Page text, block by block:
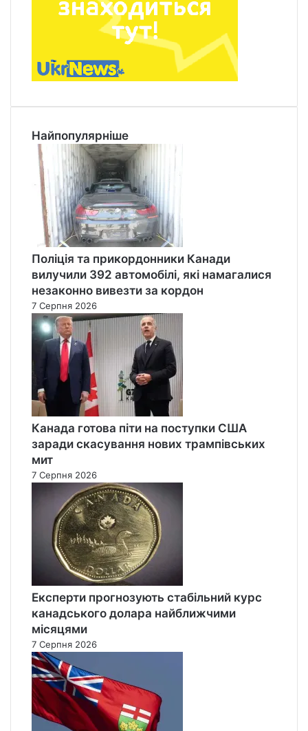
Найпопулярніше
Поліція та прикордонники Канади
вилучили 392 автомобілі, які намагалися
незаконно вивезти за кордон
7 Серпня 2026
Канада готова піти на поступки США
заради скасування нових трампівських
мит
7 Серпня 2026
Експерти прогнозують стабільний курс
канадського долара найближчими
місяцями
7 Серпня 2026